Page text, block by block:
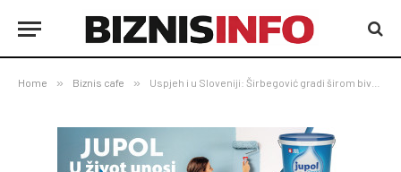
Home » Biznis cafe » Uspjeh i u Sloveniji: Širbegović gradi širom bivše Jugoslavije